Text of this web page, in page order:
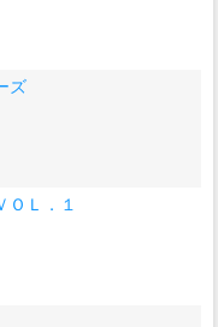
ズ
ＯＬ．１